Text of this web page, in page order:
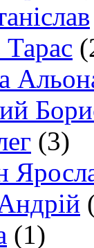
Тарас
(3)
(1)